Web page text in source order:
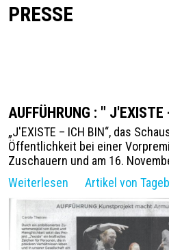
PRESSE
AUFFÜHRUNG : " J'EXISTE
„J'EXISTE – ICH BIN“, das
Öffentlichkeit bei einer
Zuschauern und am 16.
Weiterlesen
Artikel von